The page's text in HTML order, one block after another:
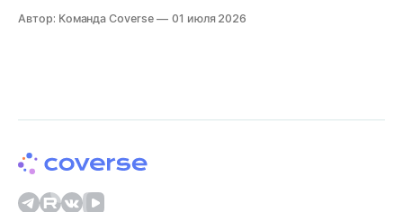
Разбираем на практике
Автор: Команда Coverse 01 июля 2026